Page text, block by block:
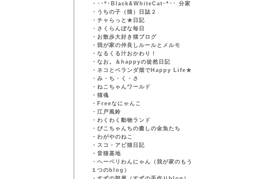
・ ･･*･Black&WhiteCat･*･･ 分家
・ うちの子（猫）日誌２
・ チャらっと★日記
・ さくらんぼな毎日
・ お散歩大好き猫ブログ
・ 我が家の仲良しルールとメルモ
・ なるくる汁おかわり！
・ なお。＆happyの徒然日記
・ ネコとベランダ畑でHappy Life★
・ み・ち・く・さ
・ ねこちゃんワールド
・ 猫魂
・ Freeなにゃんこ
・ 江戸風鈴
・ わくわく動物ランド
・ ぴこちゃんちの癒しの金魚たち
・ わがやのねこ
・ スコ・アビ猫日記
・ 音猫基地
・ ヘーベリわんにゃん（我が家のもう
１つのblog）